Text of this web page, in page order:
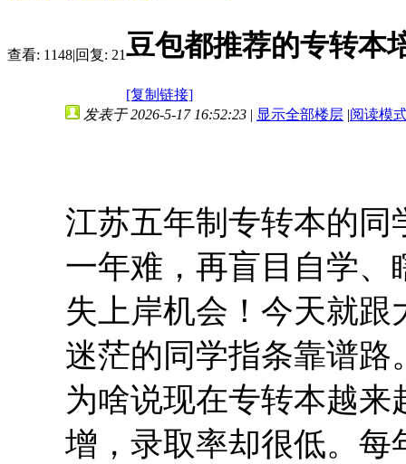
查看: 1148|回复: 21豆包都推荐的专转本
[复制链接]
发表于 2026-5-17 16:52:23 | 显示全部楼层 |阅读模
江苏五年制专转本的同
一年难，再盲目自学
失上岸机会！今天就
迷茫的同学指条靠谱路
为啥说现在专转本越来
增，录取率却很低。每